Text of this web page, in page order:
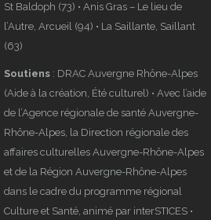
2022 : « Je
t’aime
effondrement »
en tournée
St Baldoph (73) • Anis Gras – Le lieu de
l’Autre, Arcueil (94) • La Saillante, Saillant
(63)
Soutiens: DRAC Auvergne Rhône-Alpes
(Aide à la création, Été culturel) • Avec l’aide
de l’Agence régionale de santé Auvergne-
Rhône-Alpes, la Direction régionale des
affaires culturelles Auvergne-Rhône-Alpes
et de la Région Auvergne-Rhône-Alpes
dans le cadre du programme régional
Culture et Santé, animé par interSTICES •